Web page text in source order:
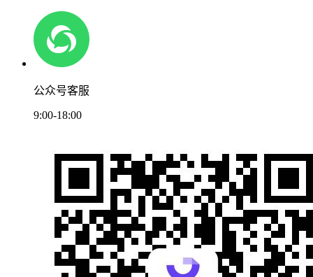
公众号客服
9:00-18:00